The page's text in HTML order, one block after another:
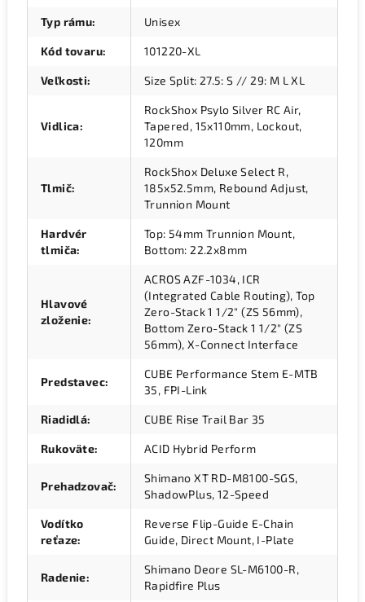
Typ rámu: Unisex
Kód tovaru: 101220-XL
Veľkosti: Size Split: 27.5: S // 29: M L XL
Vidlica:
RockShox Psylo Silver RC Air,
Tapered, 15x110mm, Lockout,
120mm
Tlmič:
RockShox Deluxe Select R,
185x52.5mm, Rebound Adjust,
Trunnion Mount
Hardvér
tlmiča:
Top: 54mm Trunnion Mount,
Bottom: 22.2x8mm
Hlavové
zloženie:
ACROS AZF-1034, ICR
(Integrated Cable Routing), Top
Zero-Stack 1 1/2" (ZS 56mm),
Bottom Zero-Stack 1 1/2" (ZS
56mm), X-Connect Interface
Predstavec:
CUBE Performance Stem E-MTB
35, FPI-Link
Riadidlá: CUBE Rise Trail Bar 35
Rukoväte: ACID Hybrid Perform
Prehadzovač:
Shimano XT RD-M8100-SGS,
ShadowPlus, 12-Speed
Vodítko
reťaze:
Reverse Flip-Guide E-Chain
Guide, Direct Mount, I-Plate
Radenie:
Shimano Deore SL-M6100-R,
Rapidfire Plus